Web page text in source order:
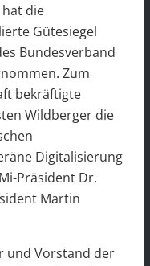
die
Gütesiegel
Bundesverband
Zum
bekräftigte
Wildberger die
Digitalisierung
Präsident Dr.
Martin
und Vorstand der